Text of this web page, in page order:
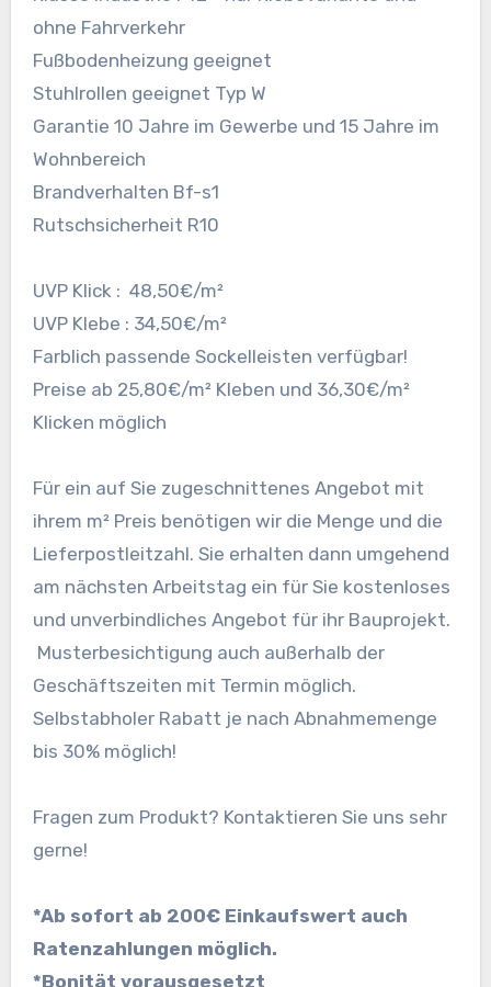
ohne Fahrverkehr
Fußbodenheizung geeignet
Stuhlrollen geeignet Typ W
Garantie 10 Jahre im Gewerbe und 15 Jahre im
Wohnbereich
Brandverhalten Bf-s1
Rutschsicherheit R10
UVP Klick : 48,50€/m²
UVP Klebe : 34,50€/m²
Farblich passende Sockelleisten verfügbar!
Preise ab 25,80€/m² Kleben und 36,30€/m²
Klicken möglich
Für ein auf Sie zugeschnittenes Angebot mit
ihrem m² Preis benötigen wir die Menge und die
Lieferpostleitzahl. Sie erhalten dann umgehend
am nächsten Arbeitstag ein für Sie kostenloses
und unverbindliches Angebot für ihr Bauprojekt.
Musterbesichtigung auch außerhalb der
Geschäftszeiten mit Termin möglich.
Selbstabholer Rabatt je nach Abnahmemenge
bis 30% möglich!
Fragen zum Produkt? Kontaktieren Sie uns sehr
gerne!
*Ab sofort ab 200€ Einkaufswert auch
Ratenzahlungen möglich.
*Bonität vorausgesetzt